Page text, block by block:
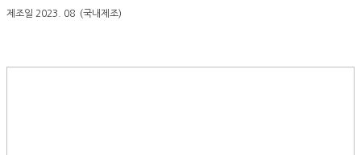
제조일 2023. 08 (국내제조)